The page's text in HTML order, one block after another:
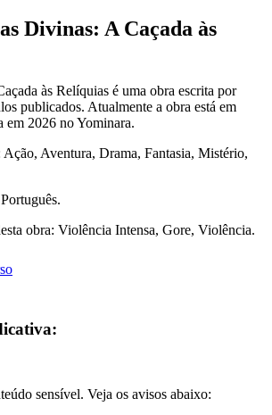
Divinas: A Caçada às
às Relíquias é uma obra escrita por
publicados. Atualmente a obra está em
em 2026 no Yominara.
Ação, Aventura, Drama, Fantasia, Mistério,
obra: Violência Intensa, Gore, Violência.
sensível. Veja os avisos abaixo: